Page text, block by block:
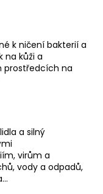
k ničení bakterií a
na kůži a
prostředcích na
a silný
virům a
vody a odpadů,